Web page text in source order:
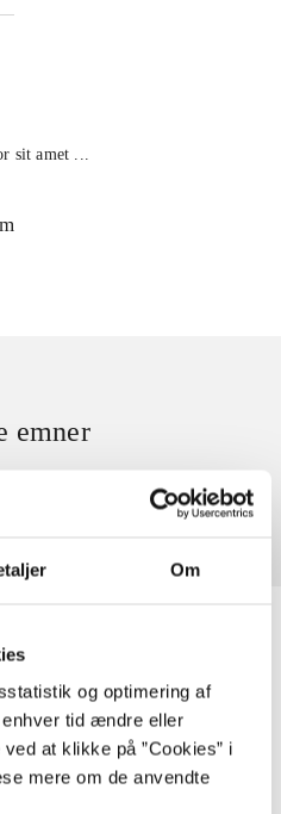
Om
og optimering af
tid ændre eller
at klikke på ”Cookies” i
mere om de anvendte
sit amet ...
emner
på udgivelser